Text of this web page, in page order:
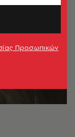
Προσωπικών